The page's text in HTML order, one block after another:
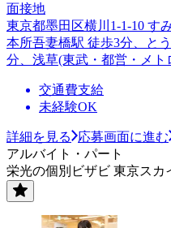
面接地
東京都墨田区横川1-1-10 す
本所吾妻橋駅 徒歩3分、と
分、浅草(東武・都営・メト
交通費支給
未経験OK
詳細を見る
応募画面に進む
アルバイト・パート
栄光の個別ビザビ 東京スカ